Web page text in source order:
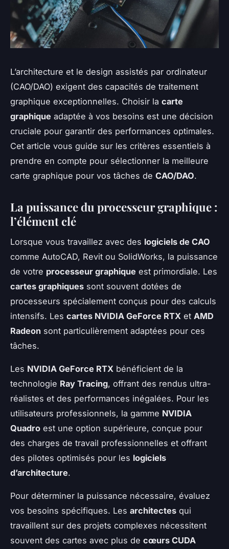
L’architecture et le design assistés par ordinateur
(CAO/DAO) exigent des capacités de traitement
graphique exceptionnelles. Choisir la carte
graphique adaptée à vos besoins est une décision
cruciale pour garantir des performances optimales.
Cet article vous guide sur les critères essentiels à
prendre en compte pour sélectionner la meilleure
carte graphique pour vos tâches de CAO/DAO.
La puissance du processeur graphique :
l’élément clé
Lorsque vous travaillez avec des logiciels de CAO
comme AutoCAD, Revit ou SolidWorks, la puissance
de votre processeur graphique est primordiale. Les
cartes graphiques sont souvent dotées de
processeurs spécialement conçus pour des calculs
intensifs. Les cartes NVIDIA GeForce RTX et AMD
Radeon sont particulièrement adaptées pour ces
tâches.
Les NVIDIA GeForce RTX bénéficient de la
technologie Ray Tracing, offrant des rendus ultra-
réalistes et des performances inégalées. Pour les
utilisateurs professionnels, la gamme NVIDIA
Quadro est une option supérieure, conçue pour
des charges de travail professionnelles et offrant
des pilotes optimisés pour les logiciels
d’architecture.
Pour déterminer la puissance nécessaire, évaluez
vos besoins spécifiques. Les architectes qui
travaillent sur des projets complexes nécessitent
souvent des cartes avec plus de cœurs CUDA